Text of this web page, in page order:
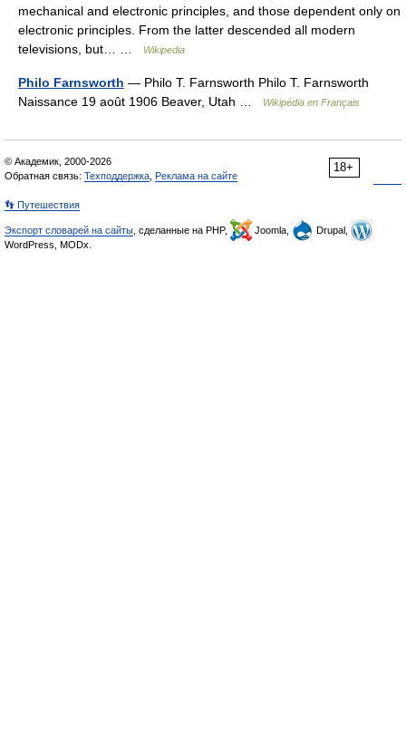
mechanical and electronic principles, and those dependent only on
electronic principles. From the latter descended all modern
televisions, but… …
Wikipedia
Philo Farnsworth — Philo T. Farnsworth Philo T. Farnsworth
Naissance 19 août 1906 Beaver, Utah …
Wikipédia en Français
18+
© Академик, 2000-2026
Обратная связь: Техподдержка Реклама на сайте
👣 Путешествия
Экспорт словарей на сайты , сделанные на PHP, Joomla,
Drupal,
WordPress, MODx.